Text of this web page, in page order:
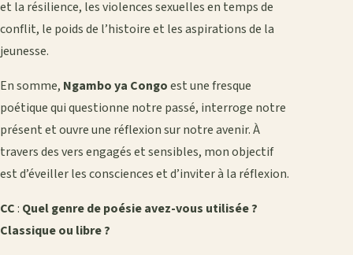
et la résilience, les violences sexuelles en temps de
conflit, le poids de l’histoire et les aspirations de la
jeunesse.
En somme, Ngambo ya Congoest une fresque
poétique qui questionne notre passé, interroge notre
présent et ouvre une réflexion sur notre avenir. À
travers des vers engagés et sensibles, mon objectif
est d’éveiller les consciences et d’inviter à la réflexion.
CC : Quel genre de poésie avez-vous utilisée ?
Classique ou libre ?